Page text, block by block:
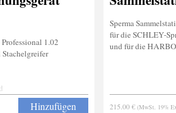
1.02
Hinzufügen
Sperma
für die SCHLEY-
und für die
215.00 € (MwSt. 19%